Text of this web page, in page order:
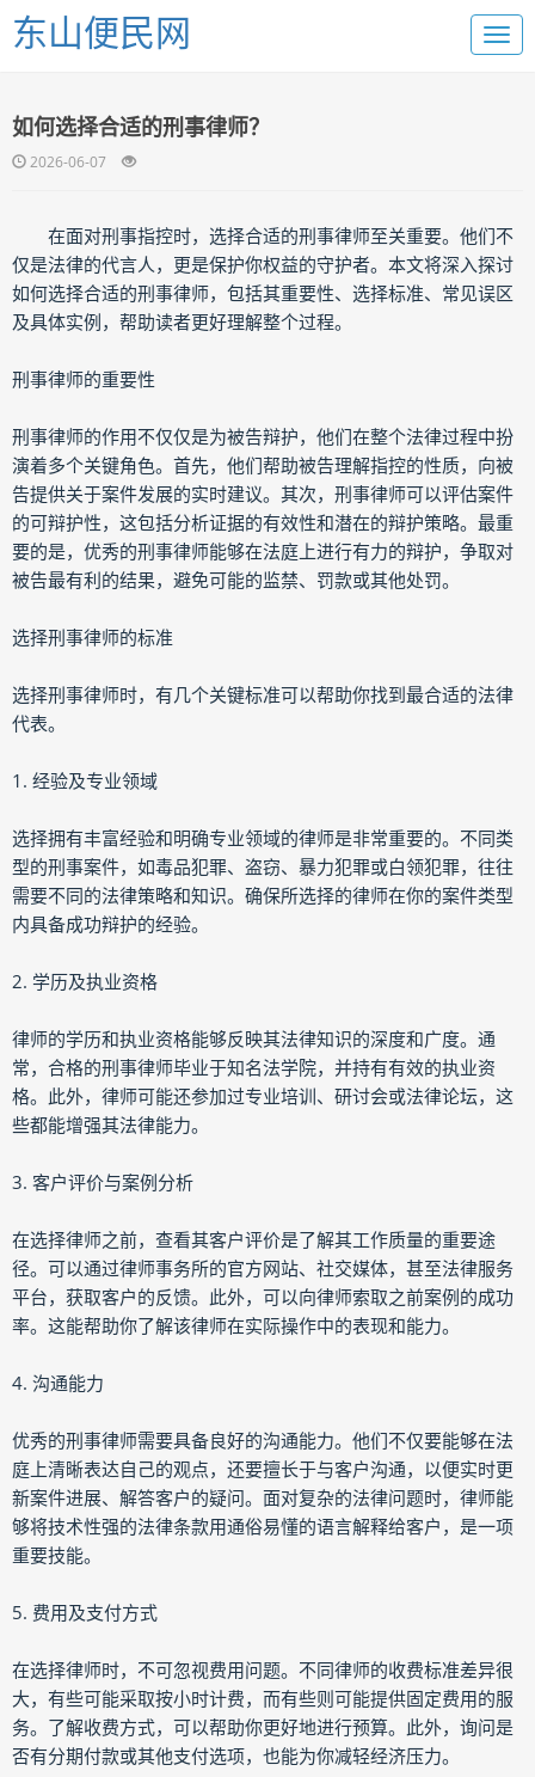
东山便民网
如何选择合适的刑事律师？
2026-06-07
在面对刑事指控时，选择合适的刑事律师至关重要。他们不
仅是法律的代言人，更是保护你权益的守护者。本文将深入探讨
如何选择合适的刑事律师，包括其重要性、选择标准、常见误区
及具体实例，帮助读者更好理解整个过程。
刑事律师的重要性
刑事律师的作用不仅仅是为被告辩护，他们在整个法律过程中扮
演着多个关键角色。首先，他们帮助被告理解指控的性质，向被
告提供关于案件发展的实时建议。其次，刑事律师可以评估案件
的可辩护性，这包括分析证据的有效性和潜在的辩护策略。最重
要的是，优秀的刑事律师能够在法庭上进行有力的辩护，争取对
被告最有利的结果，避免可能的监禁、罚款或其他处罚。
选择刑事律师的标准
选择刑事律师时，有几个关键标准可以帮助你找到最合适的法律
代表。
1. 经验及专业领域
选择拥有丰富经验和明确专业领域的律师是非常重要的。不同类
型的刑事案件，如毒品犯罪、盗窃、暴力犯罪或白领犯罪，往往
需要不同的法律策略和知识。确保所选择的律师在你的案件类型
内具备成功辩护的经验。
2. 学历及执业资格
律师的学历和执业资格能够反映其法律知识的深度和广度。通
常，合格的刑事律师毕业于知名法学院，并持有有效的执业资
格。此外，律师可能还参加过专业培训、研讨会或法律论坛，这
些都能增强其法律能力。
3. 客户评价与案例分析
在选择律师之前，查看其客户评价是了解其工作质量的重要途
径。可以通过律师事务所的官方网站、社交媒体，甚至法律服务
平台，获取客户的反馈。此外，可以向律师索取之前案例的成功
率。这能帮助你了解该律师在实际操作中的表现和能力。
4. 沟通能力
优秀的刑事律师需要具备良好的沟通能力。他们不仅要能够在法
庭上清晰表达自己的观点，还要擅长于与客户沟通，以便实时更
新案件进展、解答客户的疑问。面对复杂的法律问题时，律师能
够将技术性强的法律条款用通俗易懂的语言解释给客户，是一项
重要技能。
5. 费用及支付方式
在选择律师时，不可忽视费用问题。不同律师的收费标准差异很
大，有些可能采取按小时计费，而有些则可能提供固定费用的服
务。了解收费方式，可以帮助你更好地进行预算。此外，询问是
否有分期付款或其他支付选项，也能为你减轻经济压力。